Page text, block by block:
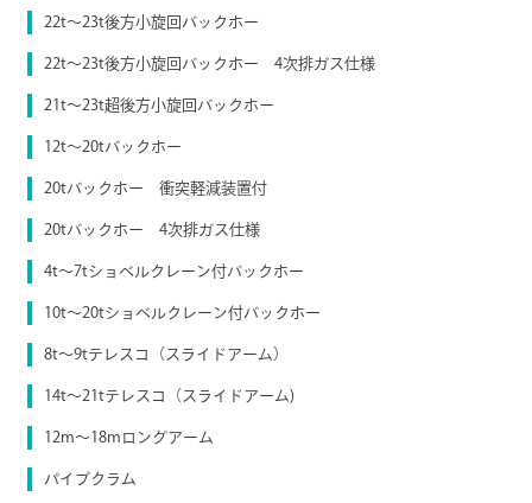
22t〜23t後方小旋回バックホー
22t～23t後方小旋回バックホー 4次排ガス仕様
21t〜23t超後方小旋回バックホー
12t〜20tバックホー
20tバックホー 衝突軽減装置付
20tバックホー 4次排ガス仕様
4t～7tショベルクレーン付バックホー
10t～20tショベルクレーン付バックホー
8t〜9tテレスコ（スライドアーム）
14t〜21tテレスコ（スライドアーム)
12m〜18mロングアーム
パイプクラム